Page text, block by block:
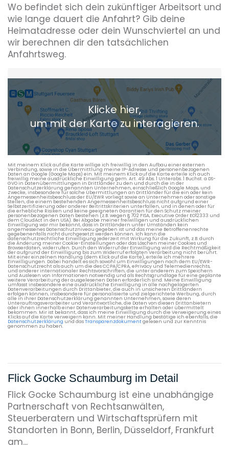
Wo befindet sich dein zukünftiger Arbeitsort und
wie lange dauert die Anfahrt? Gib deine
Heimatadresse oder dein Wunschviertel an und
wir berechnen dir den tatsächlichen
Anfahrtsweg.
Heimatadresse oder Wunschort
+ Aktuellen Standort hinzufügen
Die berechneten Anreisezeiten basieren auf den
Verkehrsdaten eines typischen Dienstag morgens um 8:30.
Klicke hier,
um mit der Karte zu interagieren.
Mit meinem Klick auf die Karte willige ich freiwillig in den Aufbau einer externen
Verbindung, sowie in die Übermittlung meine IP-Adresse und personenbezogenen
Daten an Google (Google Maps) ein. Mit meinem Klick auf die Karte erteile ich auch
freiwillig meine ausdrückliche Einwilligung gem. Art. 49 Abs. 1 Unterabs. 1 Buchst. a DS-
GVO in Datenübermittlungen in Drittländer zu den und durch die in der
Datenschutzerklärung genannten Unternehmen, einschließlich Google Maps, und
Zwecke, insbesondere für solche Übermittlungen an Drittländer für die ein oder kein
Angemessenheitsbeschluss der EU/EWR vorliegt sowie an Unternehmen oder sonstige
Stellen, die einem bestehenden Angemessenheitsbeschluss nicht aufgrund einer
Selbstzertifizierung oder anderer Beitrittskriterien unterfallen, und in denen oder für
die erhebliche Risiken und keine geeigneten Garantien für den Schutz meiner
personenbezogenen Daten bestehen (z.B. wegen § 702 FISA, Executive Order EO12333 und
dem CloudAct in den USA). Bei Abgabe meiner freiwilligen und ausdrücklichen
Einwilligung war mir bekannt, dass in Drittländern unter Umständen kein
angemessenes Datenschutzniveau gegeben ist und das meine Betroffenenrechte
gegebenenfalls nicht durchgesetzt werden können. Ich kann die
datenschutzrechtliche Einwilligung jederzeit mit Wirkung für die Zukunft, z.B. durch
die Änderung meiner Cookie-Einstellungen oder das Löschen meiner Cookies und
Browserdaten, widerrufen. Durch den Widerruf der Einwilligung wird die Rechtmäßigkeit
der aufgrund der Einwilligung bis zum Widerruf erfolgten Verarbeitung nicht berührt.
Mit einer einzelnen Handlung (dem Klick auf die Karte), erteile ich mehrere
Einwilligungen. Dabei handelt es sich sowohl um Einwilligungen nach dem EU/EWR-
Datenschutzrecht als auch um die des CCPA/CPRA, ePrivacy und Telemedienrechts,
und anderer internationaler Rechtsvorschriften, die unter anderem zum Speichern
und Auslesen von Informationen notwendig und als Rechtsgrundlage für eine geplante
weitere Verarbeitung der ausgelesenen Daten erforderlich sind. Meine Einwilligung
umfasst insbesondere eine ausdrückliche Einwilligung in alle nachgelagerten
Datenverarbeitungen durch Drittanbieter, die auch in unsicheren Drittländern
erfolgen können, insbesondere für personalisierte und zielgerichtete Werbung, durch
alle in ihrer Datenschutzerklärung genannten Unternehmen, sowie deren
Unterauftragsverarbeiter und Verantwortliche, die Daten von diesen Drittanbietern
oder ihnen innerhalb einer Datenverarbeitungskette erhalten oder übermittelt
bekommen. Mir ist bekannt, dass ich meine Einwilligung durch die Verweigerung eines
Klicks auf die Karte verweigern kann. Mit meiner Handlung bestätige ich ebenfalls, die
Datenschutzerklärung und dasTransparenzdokumentgelesen und zur Kenntnis
genommen zu haben.
Flick Gocke Schaumburg im Detail
Flick Gocke Schaumburg ist eine unabhängige
Partnerschaft von Rechtsanwälten,
Steuerberatern und Wirtschaftsprüfern mit
Standorten in Bonn, Berlin, Düsseldorf, Frankfurt
am...